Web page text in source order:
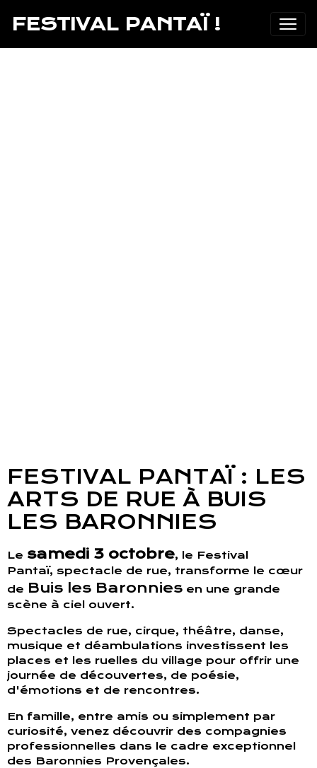
FESTIVAL PANTAÏ !
FESTIVAL PANTAÏ : LES
ARTS DE RUE À BUIS
LES BARONNIES
Le samedi 3 octobre, le Festival
Pantaï, spectacle de rue, transforme le cœur
de Buis les Baronnies en une grande
scène à ciel ouvert.
Spectacles de rue, cirque, théâtre, danse,
musique et déambulations investissent les
places et les ruelles du village pour offrir une
journée de découvertes, de poésie,
d'émotions et de rencontres.
En famille, entre amis ou simplement par
curiosité, venez découvrir des compagnies
professionnelles dans le cadre exceptionnel
des Baronnies Provençales.